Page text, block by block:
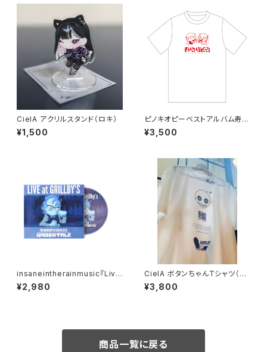
CielA アクリルスタンド（ロキ）
¥1,500
ピノキオピーベストアルバム寿リ
リースパーティ「ありがとう」Tシ
ャツ＋ステッカーセット
¥3,500
insaneintherainmusic『Live
at Grillby's』 (CD)
¥2,980
CielA ボタンちゃんTシャツ（XL
サイズ限定）
¥3,800
商品一覧に戻る